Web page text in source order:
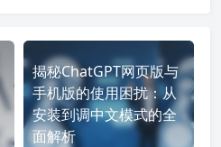
揭秘ChatGPT网页版与
手机版的使用困扰：从
安装到调中文模式的全
面解析